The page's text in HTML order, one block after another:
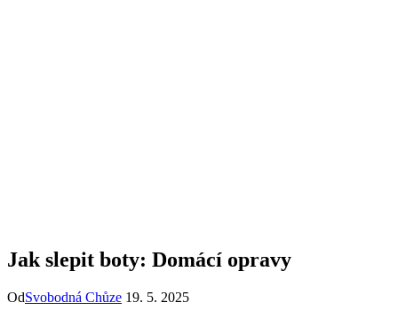
Jak slepit boty: Domácí opravy
OdSvobodná Chůze 19. 5. 2025